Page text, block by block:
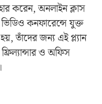
করেন, অনলাইন ক্লাস
কনফারেন্সে যুক্ত
তাঁদের জন্য এই প্ল্যান
ও অফিস